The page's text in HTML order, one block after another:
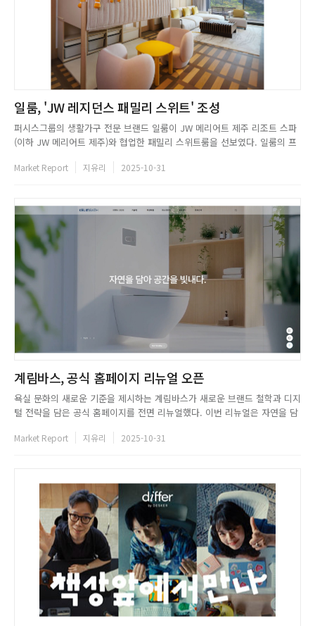
일룸, 'JW 레지던스 패밀리 스위트' 조성
퍼시스그룹의 생활가구 전문 브랜드 일룸이 JW 메리어트 제주 리조트 스파
(이하 JW 메리어트 제주)와 협업한 패밀리 스위트룸을 선보였다. 일룸의 프
이드테이블 등 일룸의 베스트셀러 키즈 가구가 배치됐다. 일룸의 두들 벙크
Market Report 지유리 2025-10-31
계림바스, 공식 홈페이지 리뉴얼 오픈
욕실 문화의 새로운 기준을 제시하는 계림바스가 새로운 브랜드 철학과 디지
털 전략을 담은 공식 홈페이지를 전면 리뉴얼했다. 이번 리뉴얼은 자연을 담
경험을 온라인으로 확장하는 데 중점을 뒀다. 욕실 공간을 하나의 라이프스
Market Report 지유리 2025-10-31